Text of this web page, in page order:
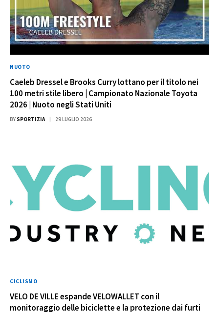
NUOTO
Caeleb Dressel e Brooks Curry lottano per il titolo nei
100 metri stile libero | Campionato Nazionale Toyota
2026 | Nuoto negli Stati Uniti
BY SPORTIZIA 29 LUGLIO 2026
CICLISMO
VELO DE VILLE espande VELOWALLET con il
monitoraggio delle biciclette e la protezione dai furti